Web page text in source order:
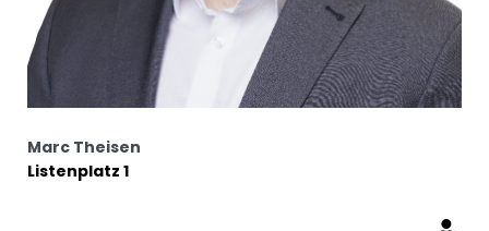
Marc Theisen
Listenplatz 1